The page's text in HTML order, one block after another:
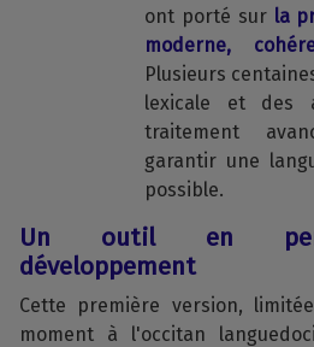
ont porté sur la
moderne,
Plusieurs
lexicale et des
traitement
garantir une
possible.
Un outil en
développement
Cette première version,
moment à l'occitan